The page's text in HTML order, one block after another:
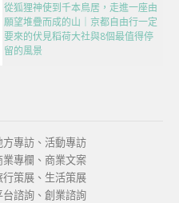
從狐狸神使到千本鳥居，走進一座由
願望堆疊而成的山｜京都自由行一定
要來的伏見稻荷大社與8個最值得停
留的風景
專訪、活動專訪
專欄、商業文案
策展、生活策展
諮詢、創業諮詢